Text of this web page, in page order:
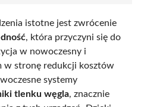
istotne jest zwrócenie
, która przyczyni się do
w nowoczesny i
w stronę redukcji kosztów
systemy
tlenku węgla, znacznie